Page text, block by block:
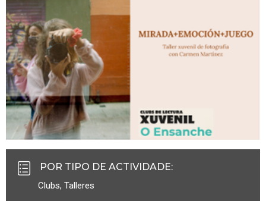
POR TIPO DE ACTIVIDADE:
Clubs, Talleres